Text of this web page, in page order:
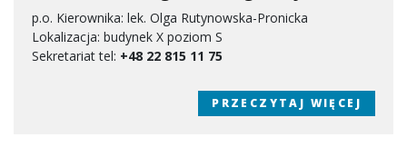
p.o. Kierownika: lek. Olga Rutynowska-Pronicka
Lokalizacja: budynek X poziom S
Sekretariat tel: +48 22 815 11 75
PRZECZYTAJ WIĘCEJ